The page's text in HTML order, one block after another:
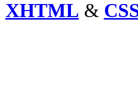
XHTML &